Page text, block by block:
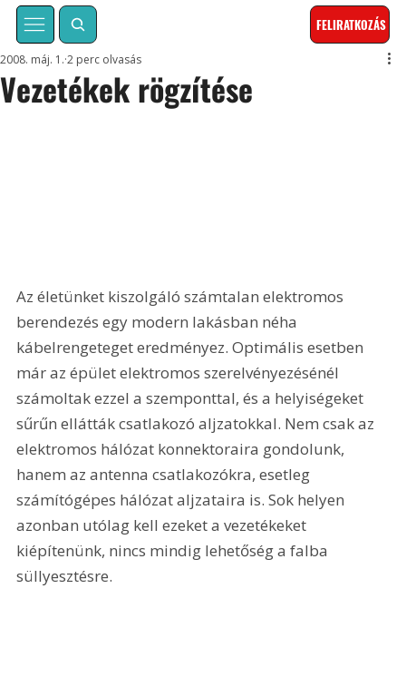
FELIRATKOZÁS
Vezetékek rögzítése
2008. máj. 1. 2 perc olvasás
Az életünket kiszolgáló számtalan elektromos
berendezés egy modern lakásban néha
kábelrengeteget eredményez. Optimális esetben
már az épület elektromos szerelvényezésénél
számoltak ezzel a szemponttal, és a helyiségeket
sűrűn ellátták csatlakozó aljzatokkal. Nem csak az
elektromos hálózat konnektoraira gondolunk,
hanem az antenna csatlakozókra, esetleg
számítógépes hálózat aljzataira is. Sok helyen
azonban utólag kell ezeket a vezetékeket
kiépítenünk, nincs mindig lehetőség a falba
süllyesztésre.